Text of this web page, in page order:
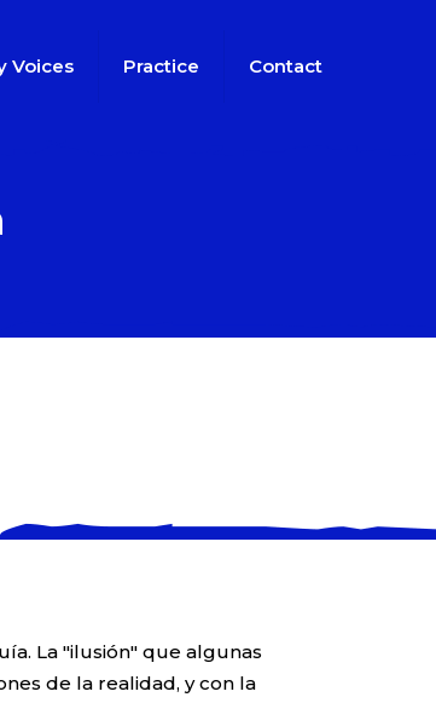
Voices Practice Contact
La "ilusión" que algunas
de la realidad, y con la